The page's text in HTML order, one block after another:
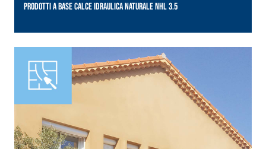
PRODOTTI A BASE CALCE IDRAULICA NATURALE NHL 3.5